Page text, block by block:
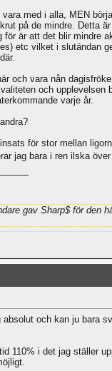
vara med i alla, MEN
på de mindre. Detta
för är att det blir mindre
etc vilket i slutändan
och vara nån
och upplevelsen
varje år.
för stor mellan
jag bara i ren ilska
gav Sharp$ för den
absolut och kan ju bara
110% i det jag ställer